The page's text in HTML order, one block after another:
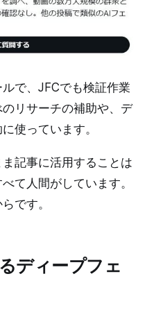
で、JFCでも検証作業
リサーチの補助や、デ
使っています。
記事に活用することは
て人間がしています。
です。
ディープフェ